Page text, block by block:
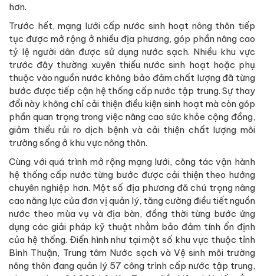
hơn.
Trước hết, mạng lưới cấp nước sinh hoạt nông thôn tiếp
tục được mở rộng ở nhiều địa phương, góp phần nâng cao
tỷ lệ người dân được sử dụng nước sạch. Nhiều khu vực
trước đây thường xuyên thiếu nước sinh hoạt hoặc phụ
thuộc vào nguồn nước không bảo đảm chất lượng đã từng
bước được tiếp cận hệ thống cấp nước tập trung. Sự thay
đổi này không chỉ cải thiện điều kiện sinh hoạt mà còn góp
phần quan trọng trong việc nâng cao sức khỏe cộng đồng,
giảm thiểu rủi ro dịch bệnh và cải thiện chất lượng môi
trường sống ở khu vực nông thôn.
Cùng với quá trình mở rộng mạng lưới, công tác vận hành
hệ thống cấp nước từng bước được cải thiện theo hướng
chuyên nghiệp hơn. Một số địa phương đã chú trọng nâng
cao năng lực của đơn vị quản lý, tăng cường điều tiết nguồn
nước theo mùa vụ và địa bàn, đồng thời từng bước ứng
dụng các giải pháp kỹ thuật nhằm bảo đảm tính ổn định
của hệ thống. Điển hình như tại một số khu vực thuộc tỉnh
Bình Thuận, Trung tâm Nước sạch và Vệ sinh môi trường
nông thôn đang quản lý 57 công trình cấp nước tập trung,